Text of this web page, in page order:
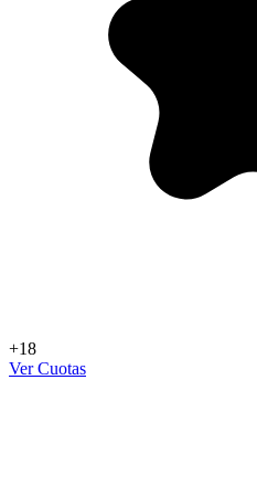
+18
Ver Cuotas